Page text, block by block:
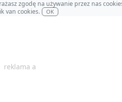
zgodę na używanie przez nas
van cookies.
OK
reklama a